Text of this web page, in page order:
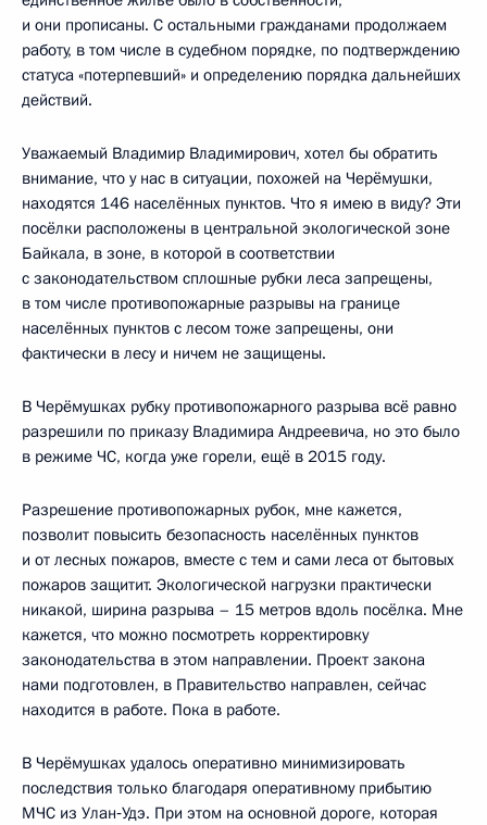
и они прописаны. С остальными гражданами продолжаем
работу, в том числе в судебном порядке, по подтверждению
статуса «потерпевший» и определению порядка дальнейших
действий.
Уважаемый Владимир Владимирович, хотел бы обратить
внимание, что у нас в ситуации, похожей на Черёмушки,
находятся 146 населённых пунктов. Что я имею в виду? Эти
посёлки расположены в центральной экологической зоне
Байкала, в зоне, в которой в соответствии
с законодательством сплошные рубки леса запрещены,
в том числе противопожарные разрывы на границе
населённых пунктов с лесом тоже запрещены, они
фактически в лесу и ничем не защищены.
В Черёмушках рубку противопожарного разрыва всё равно
разрешили по приказу Владимира Андреевича, но это было
в режиме ЧС, когда уже горели, ещё в 2015 году.
Разрешение противопожарных рубок, мне кажется,
позволит повысить безопасность населённых пунктов
и от лесных пожаров, вместе с тем и сами леса от бытовых
пожаров защитит. Экологической нагрузки практически
никакой, ширина разрыва – 15 метров вдоль посёлка. Мне
кажется, что можно посмотреть корректировку
законодательства в этом направлении. Проект закона
нами подготовлен, в Правительство направлен, сейчас
находится в работе. Пока в работе.
В Черёмушках удалось оперативно минимизировать
последствия только благодаря оперативному прибытию
МЧС из Улан‑Удэ. При этом на основной дороге, которая